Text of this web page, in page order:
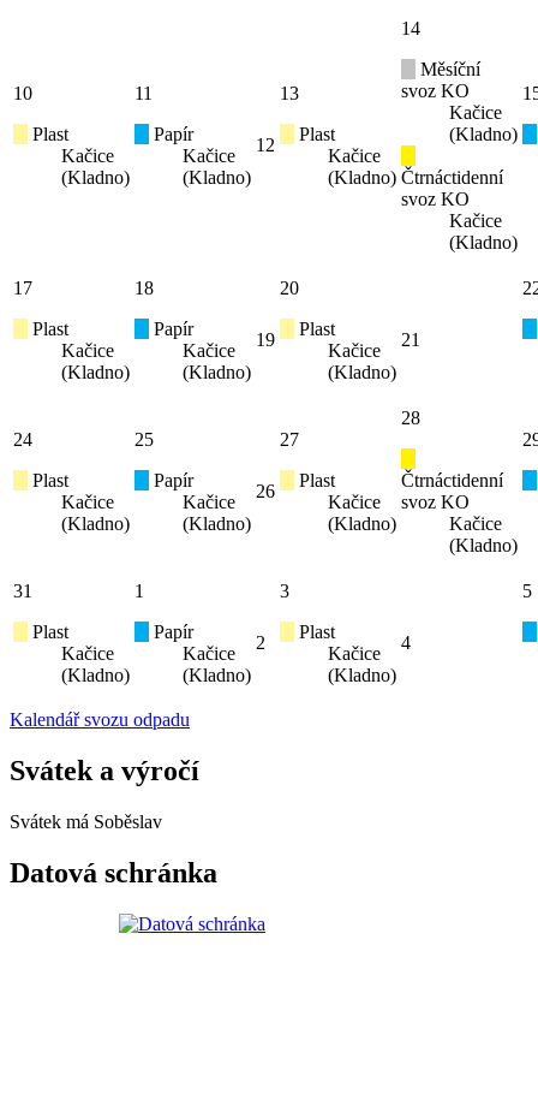
10
Plast
Kačice
(Kladno)
11
Papír
Kačice
(Kladno)
12
13
Plast
Kačice
(Kladno)
14
Měsíční
svoz KO
Kačice
(Kladno)
Čtrnáctidenní
svoz KO
Kačice
(Kladno)
17
Plast
Kačice
(Kladno)
18
Papír
Kačice
(Kladno)
19
20
Plast
Kačice
(Kladno)
21
24
Plast
Kačice
(Kladno)
25
Papír
Kačice
(Kladno)
26
27
Plast
Kačice
(Kladno)
28
Čtrnáctidenní
svoz KO
Kačice
(Kladno)
31
Plast
Kačice
(Kladno)
1
Papír
Kačice
(Kladno)
2
3
Plast
Kačice
(Kladno)
4
5
Kalendář svozu odpadu
Svátek a výročí
Svátek má Soběslav
Datová schránka